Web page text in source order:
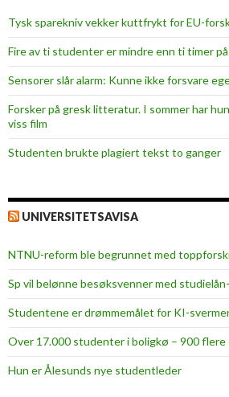
p
d
e
e
h
r
Tysk sparekniv vekker kuttfrykt for EU-
Fire av ti studenter er mindre enn ti timer på
Sensorer slår alarm: Kunne ikke forsvare
Forsker på gresk litteratur. I sommer har
viss film
Studenten brukte plagiert tekst to ganger
UNIVERSITETSAVISA
NTNU-reform ble begrunnet med
Sp vil belønne besøksvenner med
Studentene er drømmemålet for KI-
Over 17.000 studenter i boligkø – 900 flere
Hun er Ålesunds nye studentleder